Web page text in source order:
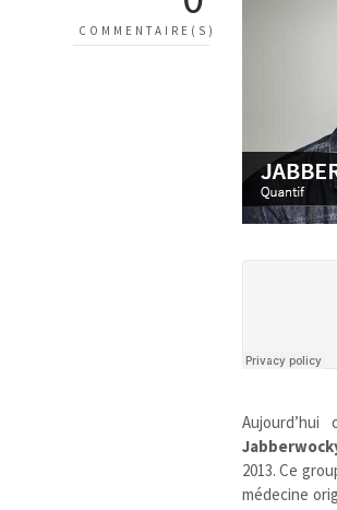
COMMENTAIRE(S)
2013. Ce
médecine